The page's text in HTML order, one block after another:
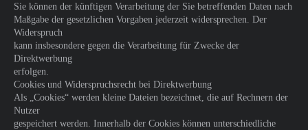
Sie können der künftigen Verarbeitung der Sie betreffenden Daten nach
Maßgabe der gesetzlichen Vorgaben jederzeit widersprechen. Der
Widerspruch
kann insbesondere gegen die Verarbeitung für Zwecke der
Direktwerbung
erfolgen.
Cookies und Widerspruchsrecht bei Direktwerbung
Als „Cookies“ werden kleine Dateien bezeichnet, die auf Rechnern der
Nutzer
gespeichert werden. Innerhalb der Cookies können unterschiedliche